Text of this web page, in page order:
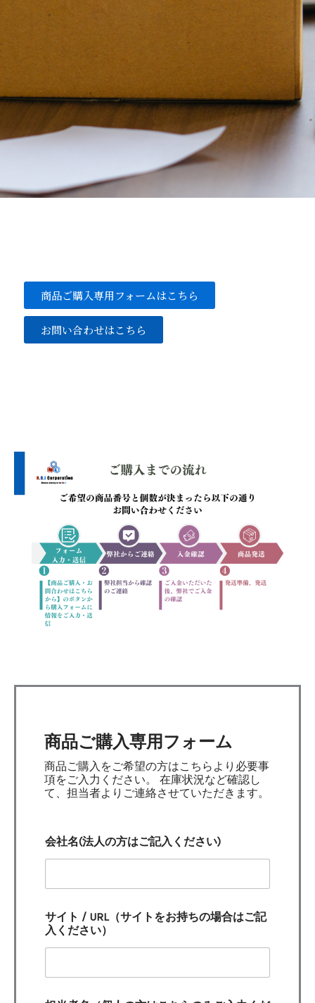
商品ご購入専用フォームはこちら
お問い合わせはこちら
商品ご購入専用フォーム
商品ご購入をご希望の方はこちらより必要事
項をご入力ください。 在庫状況など確認し
て、担当者よりご連絡させていただきます。
会社名(法人の方はご記入ください)
サイト / URL（サイトをお持ちの場合はご記
入ください）